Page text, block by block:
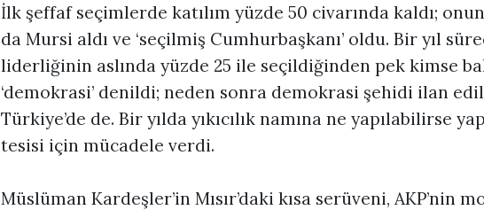
İlk şeffaf seçimlerde katılım yüzde 50 civarında kaldı; onun
da Mursi aldı ve ‘seçilmiş Cumhurbaşkanı’ oldu. Bir yıl
liderliğinin aslında yüzde 25 ile seçildiğinden pek kimse
‘demokrasi’ denildi; neden sonra demokrasi şehidi ilan
Türkiye’de de. Bir yılda yıkıcılık namına ne yapılabilirse
tesisi için mücadele verdi.
Müslüman Kardeşler’in Mısır’daki kısa serüveni, AKP’nin